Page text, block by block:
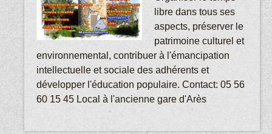
libre dans tous ses
aspects, préserver le
patrimoine culturel et
environnemental, contribuer à l'émancipation
intellectuelle et sociale des adhérents et
développer l'éducation populaire. Contact: 05 56
60 15 45 Local à l'ancienne gare d'Arès